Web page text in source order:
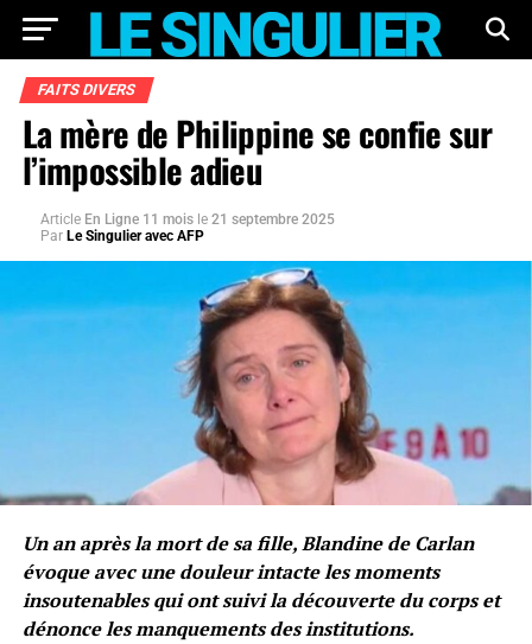
FAITS DIVERS
La mère de Philippine se confie sur
l’impossible adieu
Article En Ligne 11 mois le 21 septembre 2025
Par Le Singulier avec AFP
Un an après la mort de sa fille, Blandine de Carlan
évoque avec une douleur intacte les moments
insoutenables qui ont suivi la découverte du corps et
dénonce les manquements des institutions.